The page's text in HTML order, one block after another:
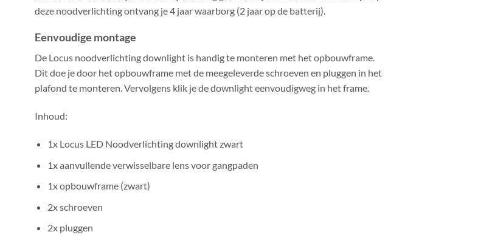
deze noodverlichting ontvang je 4 jaar waarborg (2 jaar op de batterij).
Eenvoudige montage
De Locus noodverlichting downlight is handig te monteren met het opbouwframe.
Dit doe je door het opbouwframe met de meegeleverde schroeven en pluggen in het
plafond te monteren. Vervolgens klik je de downlight eenvoudigweg in het frame.
Inhoud:
1x Locus LED Noodverlichting downlight zwart
1x aanvullende verwisselbare lens voor gangpaden
1x opbouwframe (zwart)
2x schroeven
2x pluggen